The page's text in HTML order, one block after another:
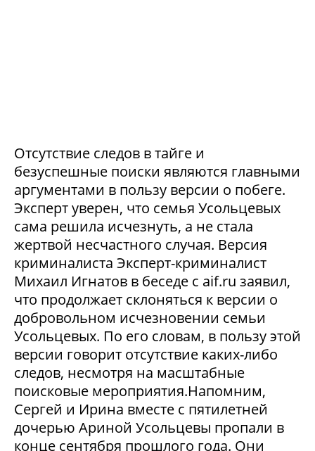
Отсутствие следов в тайге и
безуспешные поиски являются главными
аргументами в пользу версии о побеге.
Эксперт уверен, что семья Усольцевых
сама решила исчезнуть, а не стала
жертвой несчастного случая. Версия
криминалиста Эксперт-криминалист
Михаил Игнатов в беседе с aif.ru заявил,
что продолжает склоняться к версии о
добровольном исчезновении семьи
Усольцевых. По его словам, в пользу этой
версии говорит отсутствие каких-либо
следов, несмотря на масштабные
поисковые мероприятия.Напомним,
Сергей и Ирина вместе с пятилетней
дочерью Ариной Усольцевы пропали в
конце сентября прошлого года. Они